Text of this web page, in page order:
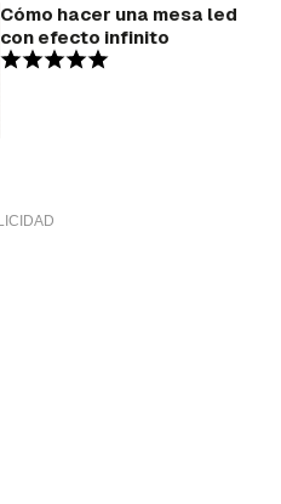
Cómo hacer una mesa led
con efecto infinito